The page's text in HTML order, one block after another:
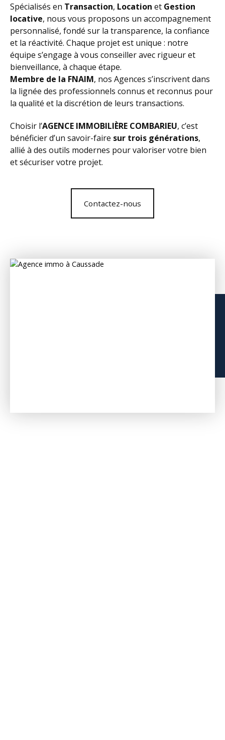
Spécialisés en Transaction, Location et Gestion
locative, nous vous proposons un accompagnement
personnalisé, fondé sur la transparence, la confiance
et la réactivité. Chaque projet est unique : notre
équipe s’engage à vous conseiller avec rigueur et
bienveillance, à chaque étape.
Membre de la FNAIM, nos Agences s’inscrivent dans
la lignée des professionnels connus et reconnus pour
la qualité et la discrétion de leurs transactions.
Choisir l’AGENCE IMMOBILIÈRE COMBARIEU, c’est
bénéficier d’un savoir-faire sur trois générations,
allié à des outils modernes pour valoriser votre bien
et sécuriser votre projet.
Contactez-nous